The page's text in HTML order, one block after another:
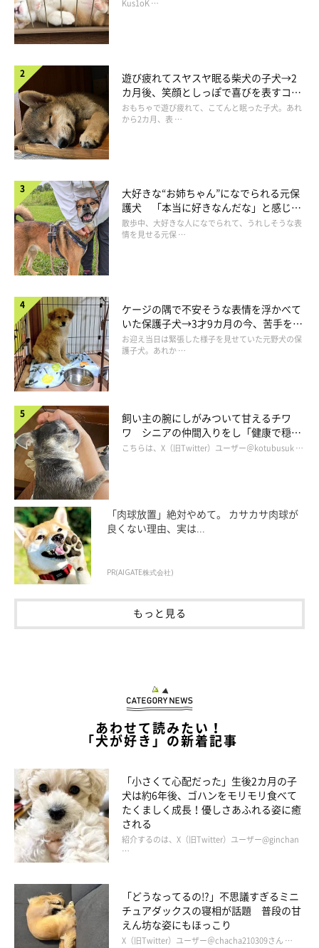
お友達と一緒に「Trick or Treat！」
コスチュームがばっちり決まっているのは、ミニチュア・ダック
スフンドのパトラちゃん。ワンちゃん用のコスチュームも最近は
たくさん出回っていますよね。海外のハロウィンイベントには、
かなりユニークなコスプレをしたワンちゃん達が、大勢来るそう
ですよ。
こんな可愛い２人組が来たら、たくさんお菓子をあげたくなっち
ゃいますね。ジャック・オー・ランタンに囲まれてハロウィンら
しい1枚です。
家族みんなでメリークリスマス！
長！
Kus1oK …
遊び疲れてスヤスヤ眠る柴犬の子犬→2
カ月後、笑顔としっぽで喜びを表すコに
成長！
おもちゃで遊び疲れて、こてんと眠った子犬。あれ
から2カ月、表 …
大好きな“お姉ちゃん”になでられる元保
護犬 「本当に好きなんだな」と感じる
表情にほっこり
散歩中、大好きな人になでられて、うれしそうな表
情を見せる元保 …
ケージの隅で不安そうな表情を浮かべて
いた保護子犬→3才9カ月の今、苦手を克
服し頼もしいコに成長！
お迎え当日は緊張した様子を見せていた元野犬の保
護子犬。あれか …
飼い主の腕にしがみついて甘えるチワ
ワ シニアの仲間入りをし「健康で穏や
かな暮らしが続いてほしい」と願う
こちらは、X（旧Twitter）ユーザー＠kotubusuk …
「肉球放置」絶対やめて。 カサカサ肉球が
良くない理由、実は...
PR(AIGATE株式会社)
もっと見る
あわせて読みたい！
「犬が好き」の新着記事
「小さくて心配だった」生後2カ月の子
犬は約6年後、ゴハンをモリモリ食べて
たくましく成長！優しさあふれる姿に癒
される
紹介するのは、X（旧Twitter）ユーザー@ginchan
…
「どうなってるの!?」不思議すぎるミニ
チュアダックスの寝相が話題 普段の甘
えん坊な姿にもほっこり
X（旧Twitter）ユーザー＠chacha210309さん …